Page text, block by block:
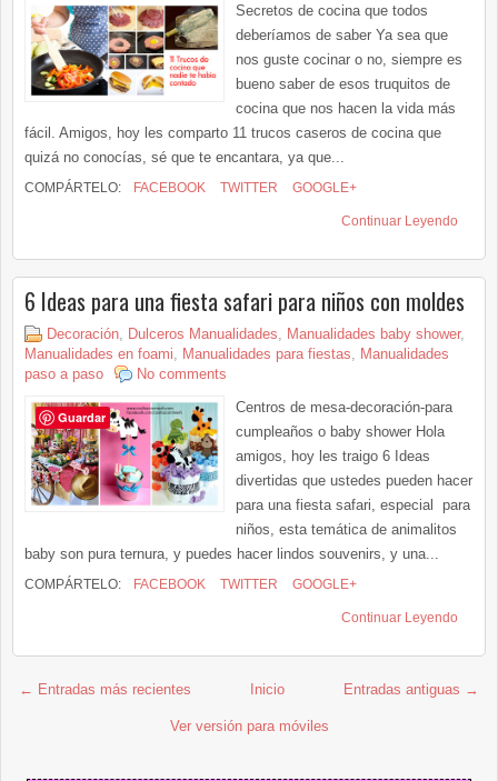
Secretos de cocina que todos
deberíamos de saber Ya sea que
nos guste cocinar o no, siempre es
bueno saber de esos truquitos de
cocina que nos hacen la vida más
fácil. Amigos, hoy les comparto 11 trucos caseros de cocina que
quizá no conocías, sé que te encantara, ya que...
COMPÁRTELO: FACEBOOK TWITTER GOOGLE+
Continuar Leyendo
6 Ideas para una fiesta safari para niños con moldes
Decoración Dulceros Manualidades Manualidades baby shower,
Manualidades en foami
Manualidades para fiestas
Manualidades
paso a paso
No comments
Centros de mesa-decoración-para
cumpleaños o baby shower Hola
amigos, hoy les traigo 6 Ideas
divertidas que ustedes pueden hacer
para una fiesta safari, especial para
niños, esta temática de animalitos
baby son pura ternura, y puedes hacer lindos souvenirs, y una...
COMPÁRTELO: FACEBOOK TWITTER GOOGLE+
Continuar Leyendo
← Entradas más recientes Entradas antiguas →
Inicio
Ver versión para móviles
Guardar